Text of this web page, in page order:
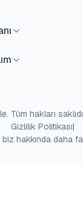
Tüm hakları
Gizlilik Politikası|
biz hakkında daha